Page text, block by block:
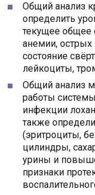
Общий анализ
определить
текущее общее
анемии, острых
состояние
лейкоциты,
Общий анализ
работы
инфекции
также
(эритроциты,
цилиндры,
урины и
признаки